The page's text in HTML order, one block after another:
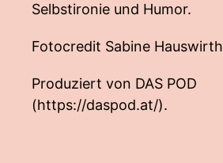
Selbstironie und Humor.
Fotocredit Sabine Hauswirth
Produziert von DAS POD
(https://daspod.at/).